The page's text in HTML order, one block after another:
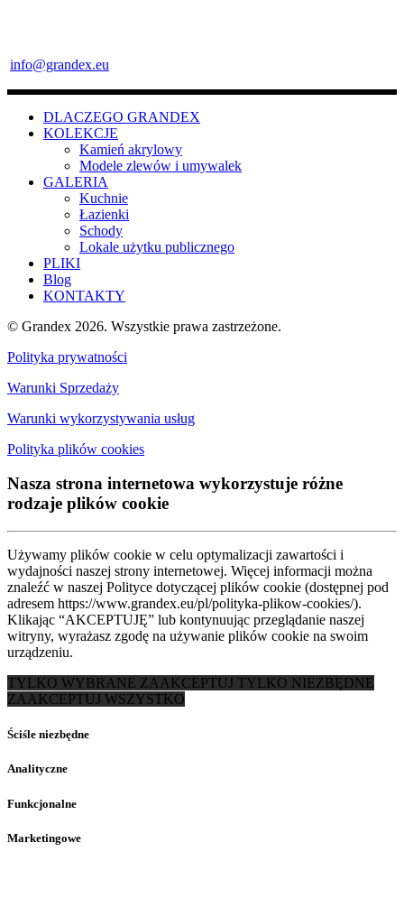
info@grandex.eu
DLACZEGO GRANDEX
KOLEKCJE
Kamień akrylowy
Modele zlewów i umywalek
GALERIA
Kuchnie
Łazienki
Schody
Lokale użytku publicznego
PLIKI
Blog
KONTAKTY
© Grandex 2026. Wszystkie prawa zastrzeżone.
Polityka prywatności
Warunki Sprzedaży
Warunki wykorzystywania usług
Polityka plików cookies
Nasza strona internetowa wykorzystuje różne
rodzaje plików cookie
Używamy plików cookie w celu optymalizacji zawartości i
wydajności naszej strony internetowej. Więcej informacji można
znaleźć w naszej Polityce dotyczącej plików cookie (dostępnej pod
adresem https://www.grandex.eu/pl/polityka-plikow-cookies/).
Klikając “AKCEPTUJĘ” lub kontynuując przeglądanie naszej
witryny, wyrażasz zgodę na używanie plików cookie na swoim
urządzeniu.
TYLKO WYBRANE ZAAKCEPTUJ TYLKO NIEZBĘDNE
ZAAKCEPTUJ WSZYSTKO
Ściśle niezbędne
Analityczne
Funkcjonalne
Marketingowe